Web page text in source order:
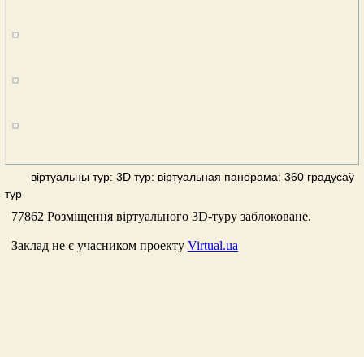
віртуальны тур: 3D тур: віртуальная панорама: 360 градусаў
тур